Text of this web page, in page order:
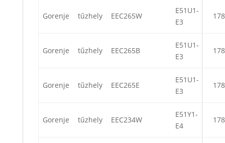
Gorenje tűzhely EEC265W
E51U1-
E3
Gorenje tűzhely EEC265B
E51U1-
E3
Gorenje tűzhely EEC265E
E51U1-
E3
Gorenje tűzhely EEC234W
E51Y1-
E4